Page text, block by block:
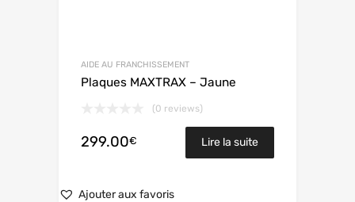
AIDE AU FRANCHISSEMENT
Plaques MAXTRAX – Jaune
(0 reviews)
299.00€ Lire la suite
Ajouter aux favoris